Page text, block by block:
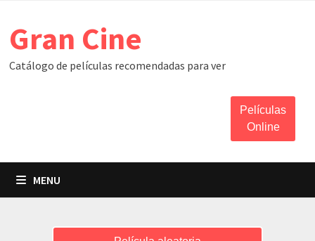
content
Gran Cine
Catálogo de películas recomendadas para ver
Películas
Online
MENU